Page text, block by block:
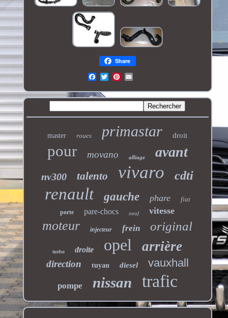
Share
master roues primastar droit
pour movano alliage avant
nv300 talento vivaro cdti
renault gauche phare fiat
porte pare-chocs neuf vitesse
moteur injecteur frein original
turbo droite opel arrière
direction tuyau diesel vauxhall
pompe nissan trafic